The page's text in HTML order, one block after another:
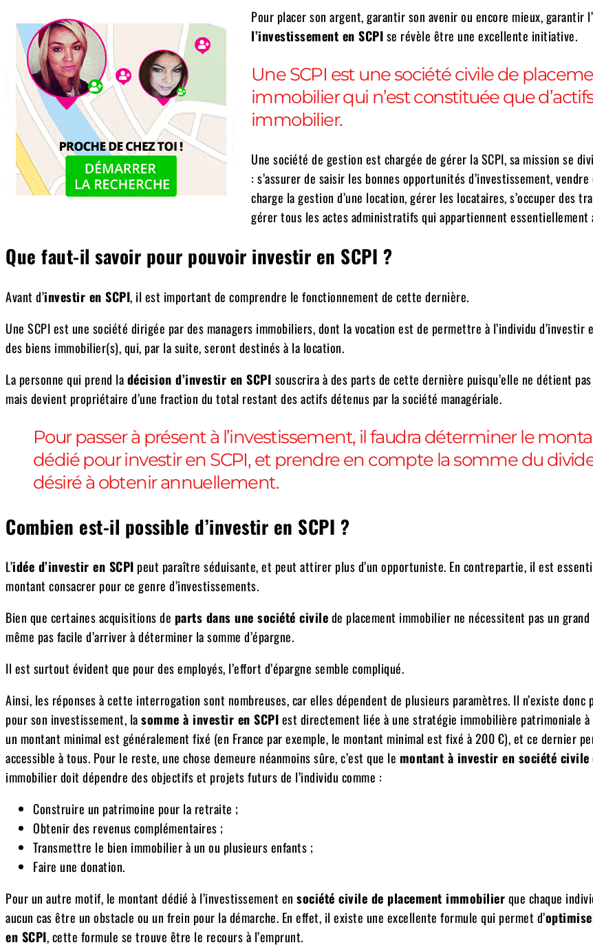
Pour placer son argent, garantir son avenir ou encore mieux, garantir
l’investissement en SCPIse révèle être une excellente initiative.
Une SCPI est une société civile de
immobilier qui n’est constituée que
immobilier.
Une société de gestion est chargée de gérer la SCPI, sa mission se
: s’assurer de saisir les bonnes opportunités d’investissement,
charge la gestion d’une location, gérer les locataires, s’occuper des
gérer tous les actes administratifs qui appartiennent essentiellement
Que faut-il savoir pour pouvoir investir en SCPI ?
Avant d’investir en SCPI, il est important de comprendre le fonctionnement de cette dernière.
Une SCPI est une société dirigée par des managers immobiliers, dont la vocation est de permettre à l’individu d’investir
des biens immobilier(s), qui, par la suite, seront destinés à la location.
La personne qui prend ladécision d’investir en SCPI souscrira à des parts de cette dernière puisqu’elle ne détient
mais devient propriétaire d’une fraction du total restant des actifs détenus par la société managériale.
Pour passer à présent à l’investissement, il faudra déterminer le
dédié pour investir en SCPI, et prendre en compte la somme du
désiré à obtenir annuellement.
Combien est-il possible d’investir en SCPI ?
L’idée d’investir en SCPI peut paraître séduisante, et peut attirer plus d’un opportuniste. En contrepartie, il est
montant consacrer pour ce genre d’investissements.
Bien que certaines acquisitions de parts dans une société civilede placement immobilier ne nécessitent pas un
même pas facile d’arriver à déterminer la somme d’épargne.
Il est surtout évident que pour des employés, l’effort d’épargne semble compliqué.
Ainsi, les réponses à cette interrogation sont nombreuses, car elles dépendent de plusieurs paramètres. Il n’existe donc
pour son investissement, lasomme à investir en SCPIest directement liée à une stratégie immobilière patrimoniale à
un montant minimal est généralement fixé (en France par exemple, le montant minimal est fixé à 200 €), et ce dernier
accessible à tous. Pour le reste, une chose demeure néanmoins sûre, c’est que le montant à investir en société civile
immobilier doit dépendre des objectifs et projets futurs de l’individu comme :
Construire un patrimoine pour la retraite ;
Obtenir des revenus complémentaires ;
Transmettre le bien immobilier à un ou plusieurs enfants ;
Faire une donation.
Pour un autre motif, le montant dédié à l’investissement en société civile de placement immobilierque chaque
aucun cas être un obstacle ou un frein pour la démarche. En effet, il existe une excellente formule qui permet d’
en SCPI, cette formule se trouve être le recours à l’emprunt.